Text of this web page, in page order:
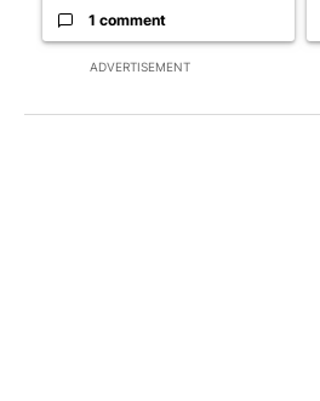
ADVERTISEMENT
1 comment